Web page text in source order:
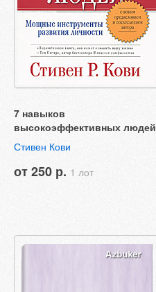
7 навыков
высокоэффективных людей
Стивен Кови
от 250 р. 1 лот